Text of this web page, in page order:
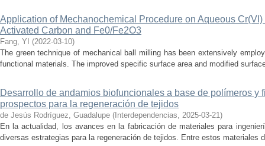
Application of Mechanochemical Procedure on Aqueous
Activated Carbon and Fe0/Fe2O3
Fang, YI (2022-03-10)
The green technique of mechanical ball milling has been extensively
functional materials. The improved specific surface area and modified
Desarrollo de andamios biofuncionales a base de polímeros y
prospectos para la regeneración de tejidos
de Jesús Rodríguez, Guadalupe ( Interdependencias, 2025-03-21)
En la actualidad, los avances en la fabricación de materiales para
diversas estrategias para la regeneración de tejidos. Entre estos materiales